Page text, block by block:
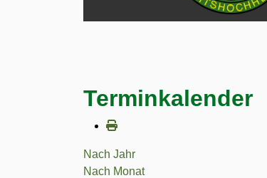
Terminkalender
Nach Jahr
Nach Monat